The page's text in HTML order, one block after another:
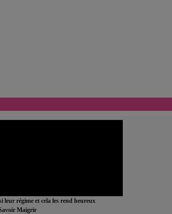
leur régime et cela les rend heureux
Maigrir